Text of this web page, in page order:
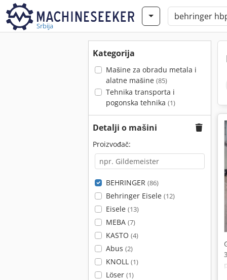
Srbija
Kategorija
Mašine za obradu metala i
alatne mašine (85)
Tehnika transporta i
pogonska tehnika (1)
Detalji o mašini
Proizvođač:
BEHRINGER (86)
Behringer Eisele (12)
Eisele (13)
MEBA (7)
KASTO (4)
Abus (2)
KNOLL (1)
Löser (1)